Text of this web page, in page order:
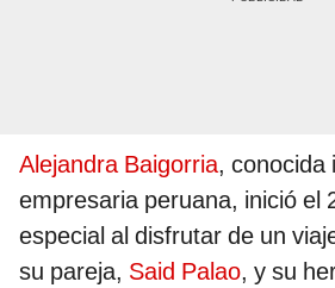
Alejandra Baigorria, conocida
empresaria peruana, inició el
especial al disfrutar de un
su pareja, Said Palao, y su